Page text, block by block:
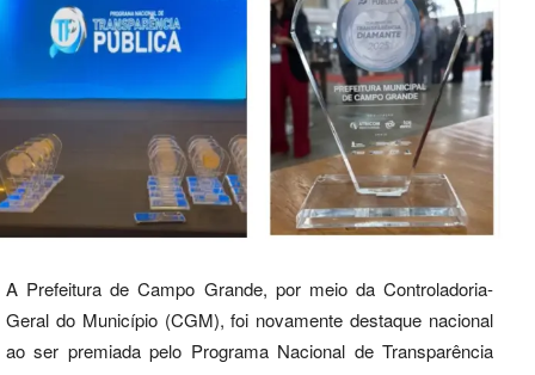
A Prefeitura de Campo Grande, por meio da Controladoria-
Geral do Município (CGM), foi novamente destaque nacional
ao ser premiada pelo Programa Nacional de Transparência